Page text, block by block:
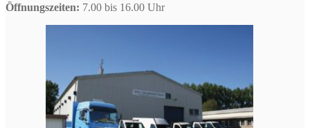
Öffnungszeiten: 7.00 bis 16.00 Uhr